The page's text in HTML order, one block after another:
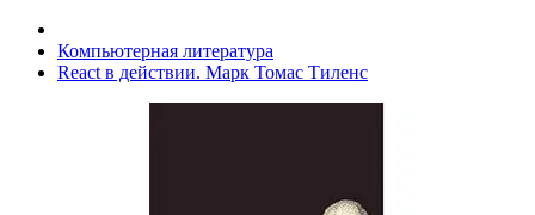
Компьютерная литература
React в действии. Марк Томас Тиленс